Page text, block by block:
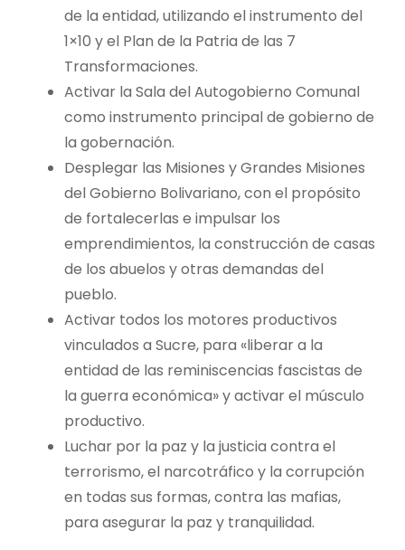
de la entidad, utilizando el instrumento del
1×10 y el Plan de la Patria de las 7
Transformaciones.
Activar la Sala del Autogobierno Comunal
como instrumento principal de gobierno de
la gobernación.
Desplegar las Misiones y Grandes Misiones
del Gobierno Bolivariano, con el propósito
de fortalecerlas e impulsar los
emprendimientos, la construcción de casas
de los abuelos y otras demandas del
pueblo.
Activar todos los motores productivos
vinculados a Sucre, para «liberar a la
entidad de las reminiscencias fascistas de
la guerra económica» y activar el músculo
productivo.
Luchar por la paz y la justicia contra el
terrorismo, el narcotráfico y la corrupción
en todas sus formas, contra las mafias,
para asegurar la paz y tranquilidad.